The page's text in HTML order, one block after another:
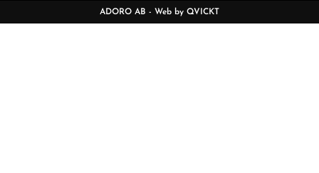
ADORO AB - Web by QVICKT